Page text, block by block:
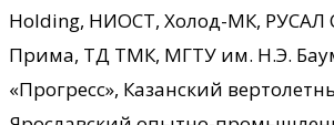
Holding, НИОСТ, Холод-МК,
Прима, ТД ТМК, МГТУ им. Н.Э.
«Прогресс», Казанский